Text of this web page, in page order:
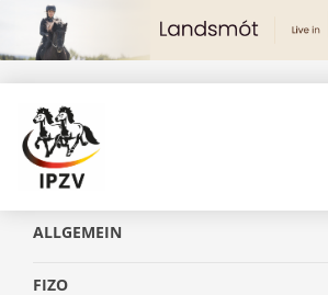
ALLGEMEIN
FIZO